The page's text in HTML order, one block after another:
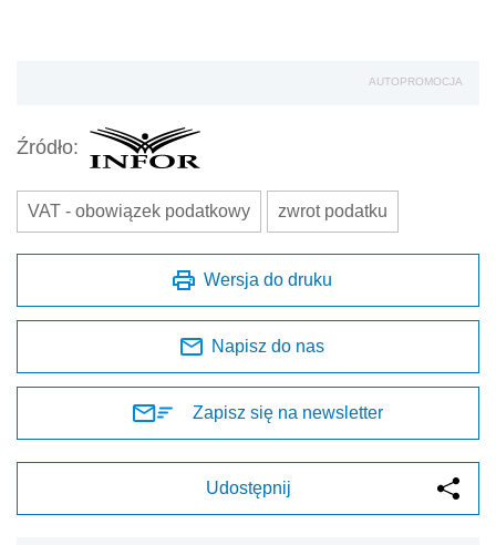
AUTOPROMOCJA
Źródło:
VAT - obowiązek podatkowy zwrot podatku
Wersja do druku
Napisz do nas
Zapisz się na newsletter
Udostępnij